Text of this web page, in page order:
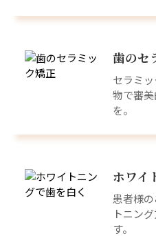
歯のセ
セラミ
物で審
を。
ホワイ
患者様
トニン
す。